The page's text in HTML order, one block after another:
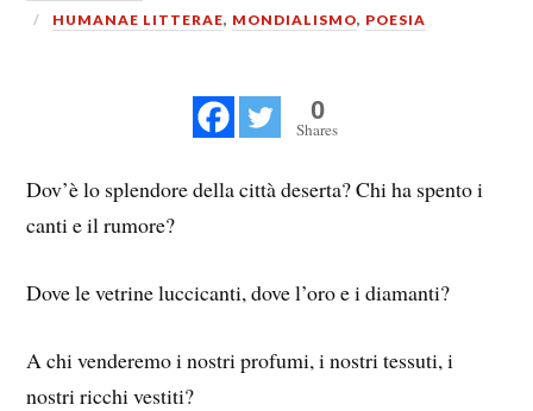
HUMANAE LITTERAE, MONDIALISMO, POESIA
0
Shares
Dov’è lo splendore della città deserta? Chi ha spento i
canti e il rumore?
Dove le vetrine luccicanti, dove l’oro e i diamanti?
A chi venderemo i nostri profumi, i nostri tessuti, i
nostri ricchi vestiti?